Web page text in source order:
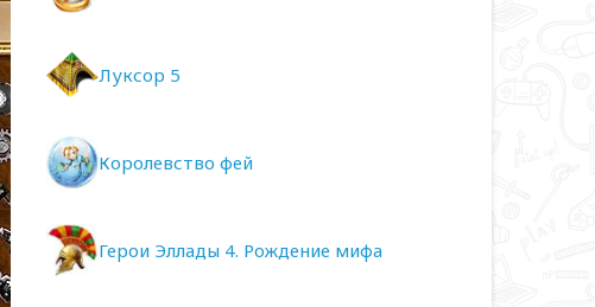
Луксор 5
Королевство фей
Герои Эллады 4. Рождение мифа